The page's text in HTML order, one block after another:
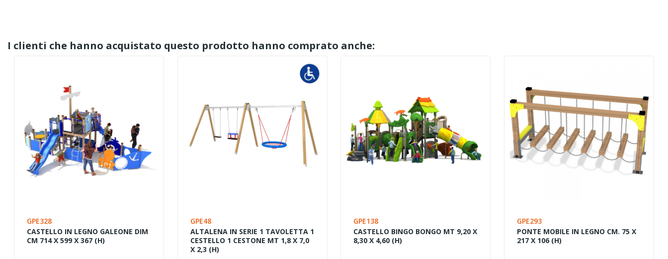
I clienti che hanno acquistato questo prodotto hanno comprato anche:
GPE328
CASTELLO IN LEGNO GALEONE DIM
CM 714 X 599 X 367 (H)
GPE48
ALTALENA IN SERIE 1 TAVOLETTA 1
CESTELLO 1 CESTONE MT 1,8 X 7,0
X 2,3 (H)
GPE138
CASTELLO BINGO BONGO MT 9,20 X
8,30 X 4,60 (H)
GPE293
PONTE MOBILE IN LEGNO CM. 75 X
217 X 106 (H)